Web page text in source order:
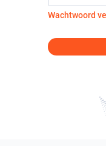
Wachtwoord